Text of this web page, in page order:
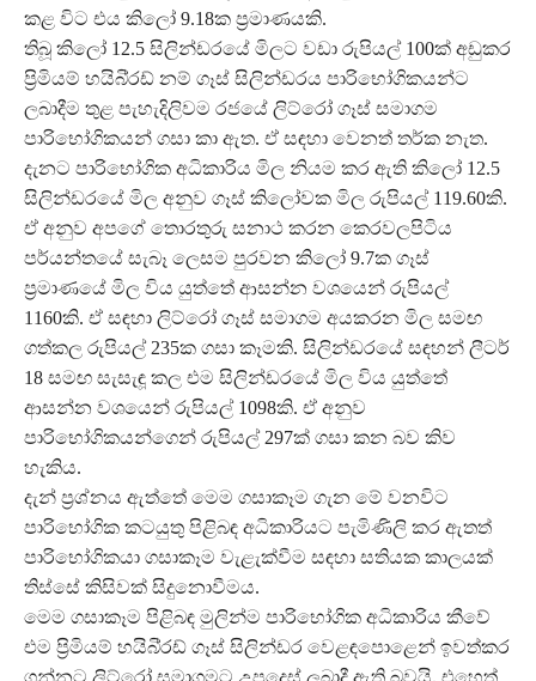
කළ විට එය කිලෝ 9.18ක ප්‍රමාණයකි.
තිබූ කිලෝ 12.5 සිලින්ඩරයේ මිලට වඩා රුපියල් 100ක් අඩුකර
ප්‍රිමියම් හයිබි්‍රඩ් නම් ගෑස් සිලින්ඩරය පාරිභෝගිකයන්ට
ලබාදීම තුළ පැහැදිලිවම රජයේ ලිට්රෝ ගෑස් සමාගම
පාරිභෝගිකයන් ගසා කා ඇත. ඒ සඳහා වෙනත් තර්ක නැත.
දැනට පාරිභෝගික අධිකාරිය මිල නියම කර ඇති කිලෝ 12.5
සිලින්ඩරයේ මිල අනුව ගෑස් කිලෝවක මිල රුපියල් 119.60කි.
ඒ අනුව අපගේ තොරතුරු සනාථ කරන කෙරවලපිටිය
පර්යන්තයේ සැබෑ ලෙසම පුරවන කිලෝ 9.7ක ගෑස්
ප්‍රමාණයේ මිල විය යුත්තේ ආසන්න වශයෙන් රුපියල්
1160කි. ඒ සඳහා ලිට්රෝ ගෑස් සමාගම අයකරන මිල සමඟ
ගත්කල රුපියල් 235ක ගසා කෑමකි. සිලින්ඩරයේ සඳහන් ලීටර්
18 සමඟ සැසැඳූ කල එම සිලින්ඩරයේ මිල විය යුත්තේ
ආසන්න වශයෙන් රුපියල් 1098කි. ඒ අනුව
පාරිභෝගිකයන්ගෙන් රුපියල් 297ක් ගසා කන බව කිව
හැකිය.
දැන් ප්‍රශ්නය ඇත්තේ මෙම ගසාකෑම ගැන මේ වනවිට
පාරිභෝගික කටයුතු පිළිබඳ අධිකාරියට පැමිණිලි කර ඇතත්
පාරිභෝගිකයා ගසාකෑම වැළැක්වීම සඳහා සතියක කාලයක්
තිස්සේ කිසිවක් සිදුනොවීමය.
මෙම ගසාකෑම පිළිබඳ මුලින්ම පාරිභෝගික අධිකාරිය කීවේ
එම ප්‍රිමියම් හයිබි්‍රඩ් ගෑස් සිලින්ඩර වෙළඳපොළෙන් ඉවත්කර
ගන්නට ලිට්රෝ සමාගමට උපදෙස් ලබාදී ඇති බවයි. එහෙත්